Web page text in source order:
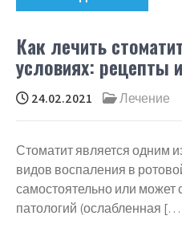
Как лечить
условиях: рецепты
24.02.2021 Лечение
Стоматит является одним
видов воспаления в
самостоятельно или
патологий (ослабленная